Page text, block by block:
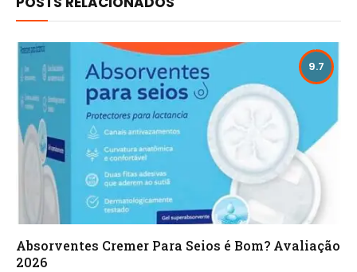
9.7
Absorventes Cremer Para Seios é Bom? Avaliação
2026